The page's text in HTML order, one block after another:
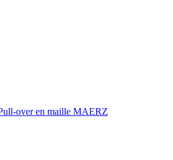
over en maille MAERZ